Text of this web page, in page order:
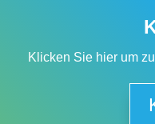
Klicken Sie hier um